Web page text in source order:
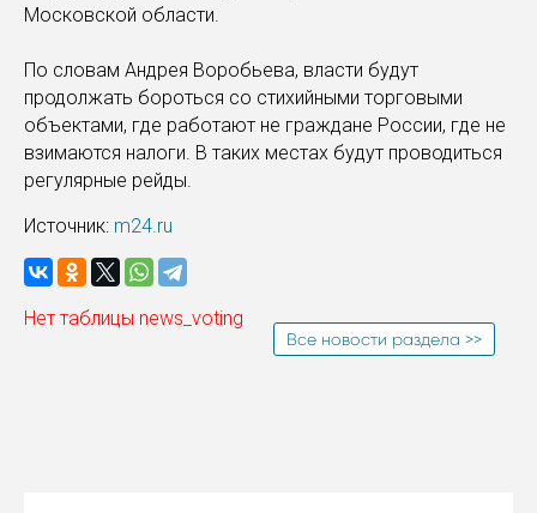
Московской области.
По словам Андрея Воробьева, власти будут
продолжать бороться со стихийными торговыми
объектами, где работают не граждане России, где не
взимаются налоги. В таких местах будут проводиться
регулярные рейды.
Источник: m24.ru
Нет таблицы news_voting
Все новости раздела >>